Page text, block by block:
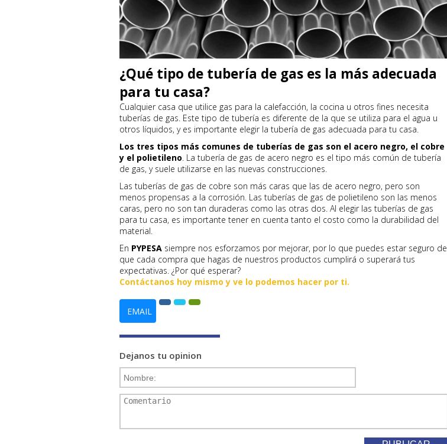
¿Qué tipo de tubería de gas es la más adecuada
para tu casa?
Cualquier casa que utilice gas para la calefacción, la cocina u otros fines necesita
tuberías de gas. Este tipo de tubería es diferente de la que se utiliza para el agua u
otros líquidos, y es importante elegir la tubería de gas adecuada para tu casa.
Los tres tipos más comunes de tuberías de gas son el acero negro, el cobre
y el polietileno. La tubería de gas de acero negro es el tipo más común de tubería
de gas, y suele utilizarse en las nuevas construcciones.
Las tuberías de gas de cobre son más caras que las de acero negro, pero son
menos propensas a la corrosión. Las tuberías de gas de polietileno son las menos
caras, pero no son tan duraderas como las otras dos. Al elegir las tuberías de gas
para tu casa, es importante tener en cuenta tanto el costo como la durabilidad del
material.
En PYPESA siempre nos esforzamos por mejorar, por lo que puedes estar seguro de
que cada compra que hagas de nuestros productos cumplirá o superará tus
expectativas. ¿Por qué esperar?
Contáctanos hoy mismo y ve lo podemos hacer por ti.
EMAIL
Dejanos tu opinion